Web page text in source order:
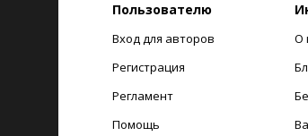
Пользователю
Вход для авторов
Регистрация
Регламент
Помощь
О